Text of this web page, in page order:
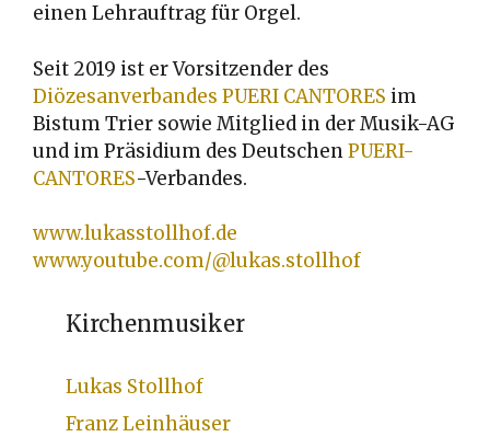
einen Lehrauftrag für Orgel.
Seit 2019 ist er Vorsitzender des
Diözesanverbandes PUERI CANTORES im
Bistum Trier sowie Mitglied in der Musik-AG
und im Präsidium des DeutschenPUERI-
CANTORES-Verbandes.
www.lukasstollhof.de
www.youtube.com/@lukas.stollhof
Kirchenmusiker
Lukas Stollhof
Franz Leinhäuser